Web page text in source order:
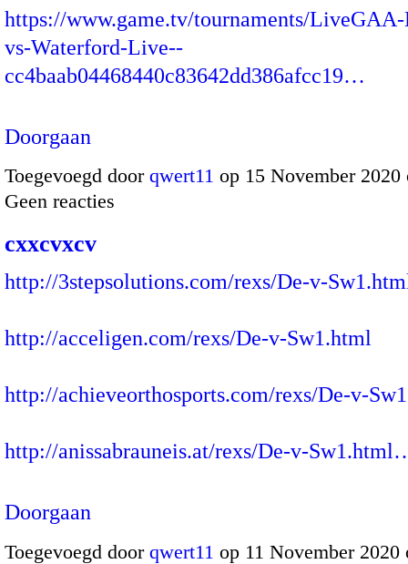
https://www.game.tv/tournaments/
vs-Waterford-Live--
cc4baab04468440c83642dd386afcc19…
Doorgaan
Toegevoegd door qwert11 op 15 November
Geen reacties
cxxcvxcv
http://3stepsolutions.com/rexs/De-v-
http://acceligen.com/rexs/De-v-Sw1.html
http://achieveorthosports.com/rexs/De-v-
http://anissabrauneis.at/rexs/De-v-
Doorgaan
Toegevoegd door qwert11 op 11 November